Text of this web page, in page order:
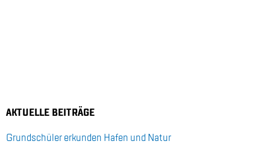
AK­TU­EL­LE BEI­TRÄ­GE
Grund­schü­ler er­kun­den Ha­fen und Na­tur